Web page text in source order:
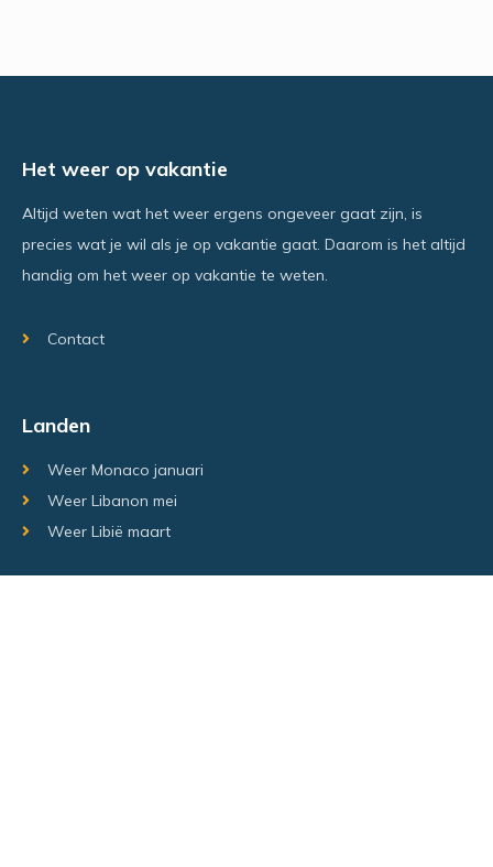
Het weer op vakantie
Altijd weten wat het weer ergens ongeveer gaat zijn, is
precies wat je wil als je op vakantie gaat. Daarom is het altijd
handig om het weer op vakantie te weten.
Contact
Landen
Weer Monaco januari
Weer Libanon mei
Weer Libië maart